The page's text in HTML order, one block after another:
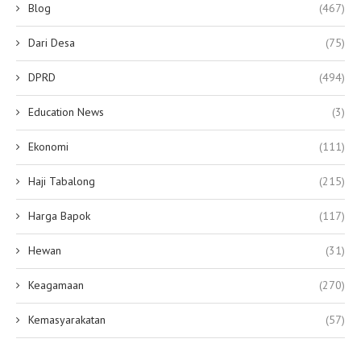
Blog (467)
Dari Desa (75)
DPRD (494)
Education News (3)
Ekonomi (111)
Haji Tabalong (215)
Harga Bapok (117)
Hewan (31)
Keagamaan (270)
Kemasyarakatan (57)